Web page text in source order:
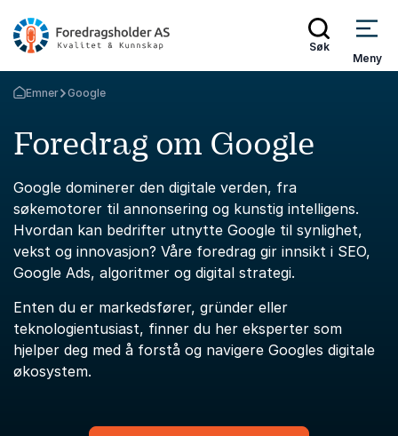
Søk
Meny
Gå tilbake til startsiden
Emner Google
Foredrag om Google
Google dominerer den digitale verden, fra
søkemotorer til annonsering og kunstig intelligens.
Hvordan kan bedrifter utnytte Google til synlighet,
vekst og innovasjon? Våre foredrag gir innsikt i SEO,
Google Ads, algoritmer og digital strategi.
Enten du er markedsfører, gründer eller
teknologientusiast, finner du her eksperter som
hjelper deg med å forstå og navigere Googles digitale
økosystem.